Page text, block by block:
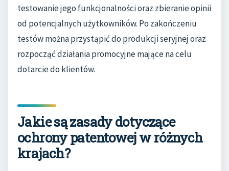
testowanie jego funkcjonalności oraz zbieranie opinii
od potencjalnych użytkowników. Po zakończeniu
testów można przystąpić do produkcji seryjnej oraz
rozpocząć działania promocyjne mające na celu
dotarcie do klientów.
Jakie są zasady dotyczące
ochrony patentowej w różnych
krajach?